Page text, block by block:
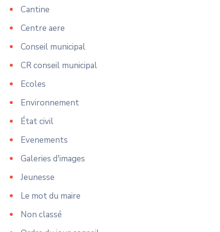
Cantine
Centre aere
Conseil municipal
CR conseil municipal
Ecoles
Environnement
État civil
Evenements
Galeries d'images
Jeunesse
Le mot du maire
Non classé